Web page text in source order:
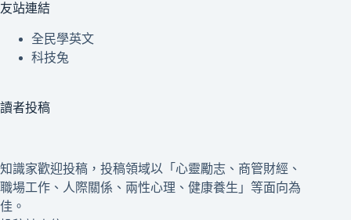
友站連結
全民學英文
科技兔
讀者投稿
知識家歡迎投稿，投稿領域以「心靈勵志、商管財經、
職場工作、人際關係、兩性心理、健康養生」等面向為
佳。